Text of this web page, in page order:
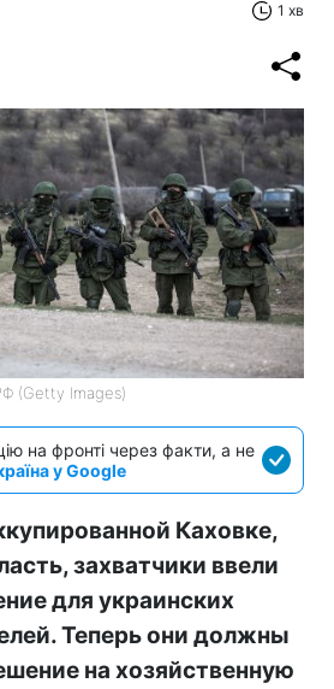
1 хв
(Getty Images)
на фронті через факти, а не
у Google
Каховке,
захватчики ввели
для украинских
Теперь они должны
на хозяйственную